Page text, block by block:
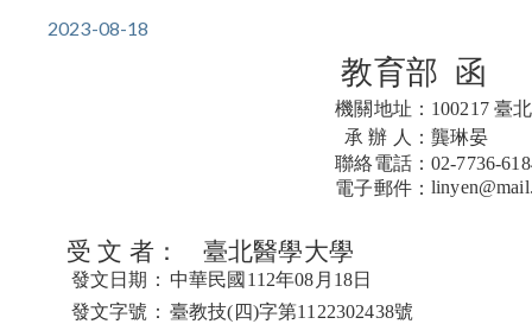
2023-08-18
教育部 函
機關地址： 100217 臺
承 辦 人： 龔琳晏
聯絡電話： 02-7736-
電子郵件：
受 文 者： 臺北醫學大學
發文日期： 中華民國112年08月18日
發文字號： 臺教技(四)字第1122302438號